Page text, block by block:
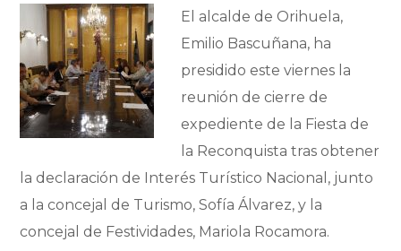
El alcalde de Orihuela,
Emilio Bascuñana, ha
presidido este viernes la
reunión de cierre de
expediente de la Fiesta de
la Reconquista tras obtener
la declaración de Interés Turístico Nacional, junto
a la concejal de Turismo, Sofía Álvarez, y la
concejal de Festividades, Mariola Rocamora.